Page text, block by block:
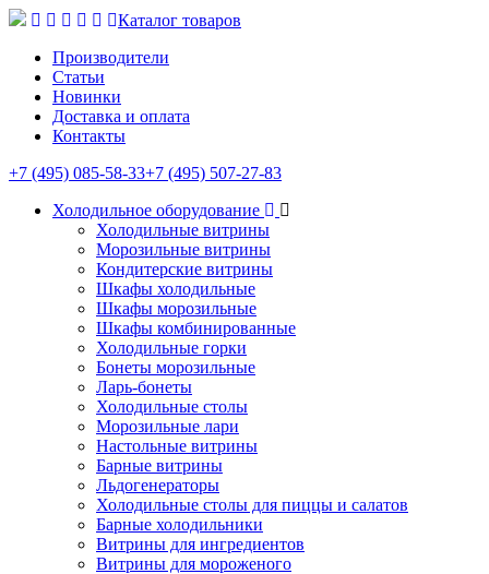
Каталог товаров
Производители
Статьи
Новинки
Доставка и оплата
Контакты
+7 (495) 085-58-33+7 (495) 507-27-83
Холодильное оборудование
Холодильные витрины
Морозильные витрины
Кондитерские витрины
Шкафы холодильные
Шкафы морозильные
Шкафы комбинированные
Холодильные горки
Бонеты морозильные
Ларь-бонеты
Холодильные столы
Морозильные лари
Настольные витрины
Барные витрины
Льдогенераторы
Холодильные столы для пиццы и салатов
Барные холодильники
Витрины для ингредиентов
Витрины для мороженого